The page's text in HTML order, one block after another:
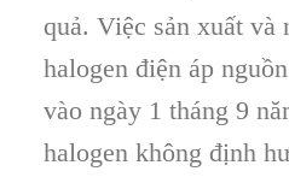
quả. Việc sản xuất và
halogen điện áp
vào ngày 1 tháng 9
halogen không định